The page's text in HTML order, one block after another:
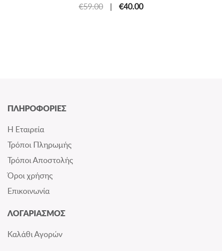
€59.00
| €40.00
ΠΛΗΡΟΦΟΡΙΕΣ
Η Εταιρεία
Τρόποι Πληρωμής
Τρόποι Αποστολής
Όροι χρήσης
Επικοινωνία
ΛΟΓΑΡΙΑΣΜΟΣ
Καλάθι Αγορών